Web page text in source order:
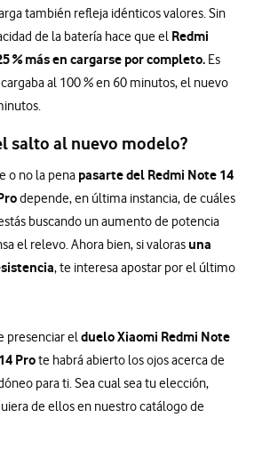
también refleja idénticos valores. Sin
de la batería hace que el Redmi
% más en cargarse por completo. Es
al 100 % en 60 minutos, el nuevo
salto al nuevo modelo?
o no la pena pasarte del Redmi Note 14
depende, en última instancia, de cuáles
buscando un aumento de potencia
el relevo. Ahora bien, si valoras una
, te interesa apostar por el último
presenciar elduelo Xiaomi Redmi Note
Prote habrá abierto los ojos acerca de
para ti. Sea cual sea tu elección,
de ellos en nuestro catálogo de